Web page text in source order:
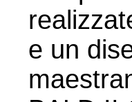
e un